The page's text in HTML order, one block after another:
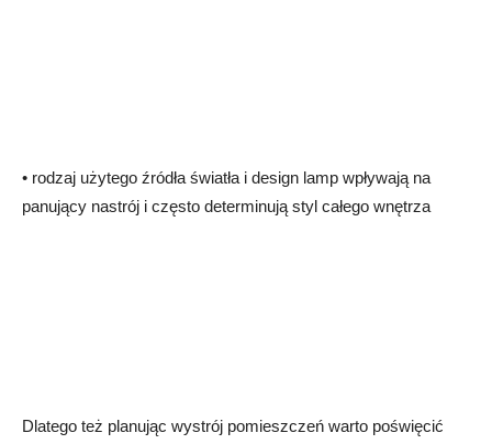
• rodzaj użytego źródła światła i design lamp wpływają na
panujący nastrój i często determinują styl całego wnętrza
Dlatego też planując wystrój pomieszczeń warto poświęcić